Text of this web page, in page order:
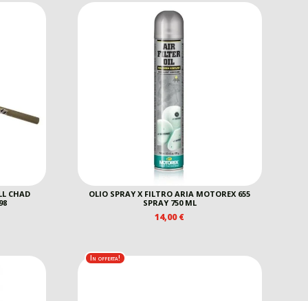
CHAD
OLIO SPRAY X FILTRO ARIA MOTOREX 655
SPRAY 750 ML
14,00€
In offerta!